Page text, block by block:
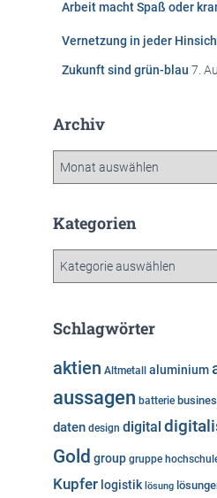
Arbeit macht Spaß oder
Vernetzung in jeder
Zukunft sind grün-blau 7.
Archiv
h
Kategorien
g
r
i
n
Schlagwörter
aktien Altmetall aluminium
aussagen batterie
daten design digital
Gold group gruppe
Kupfer logistik lösung